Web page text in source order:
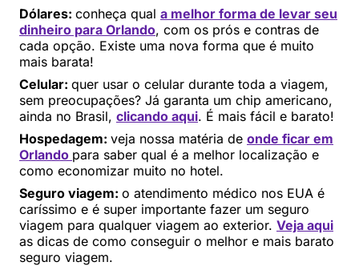
Dólares: conheça qual a melhor forma de levar seu
dinheiro para Orlando, com os prós e contras de
cada opção. Existe uma nova forma que é muito
mais barata!
Celular: quer usar o celular durante toda a viagem,
sem preocupações? Já garanta um chip americano,
ainda no Brasil, clicando aqui. É mais fácil e barato!
Hospedagem: veja nossa matéria de onde ficar em
Orlando para saber qual é a melhor localização e
como economizar muito no hotel.
Seguro viagem: o atendimento médico nos EUA é
caríssimo e é super importante fazer um seguro
viagem para qualquer viagem ao exterior. Veja aqui
as dicas de como conseguir o melhor e mais barato
seguro viagem.